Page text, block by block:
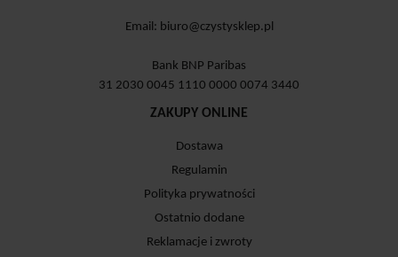
Email: biuro@czystysklep.pl
Bank BNP Paribas
31 2030 0045 1110 0000 0074 3440
ZAKUPY ONLINE
Dostawa
Regulamin
Polityka prywatności
Ostatnio dodane
Reklamacje i zwroty